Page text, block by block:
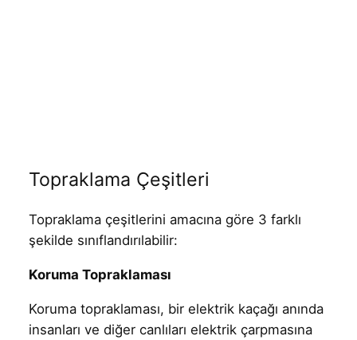
Topraklama Çeşitleri
Topraklama çeşitlerini amacına göre 3 farklı
şekilde sınıflandırılabilir:
Koruma Topraklaması
Koruma topraklaması, bir elektrik kaçağı anında
insanları ve diğer canlıları elektrik çarpmasına